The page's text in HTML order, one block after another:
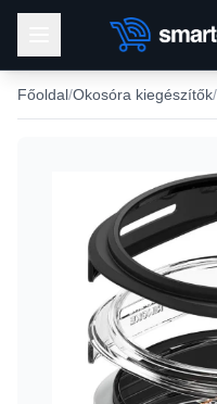
Főoldal Okosóra kiegészítők